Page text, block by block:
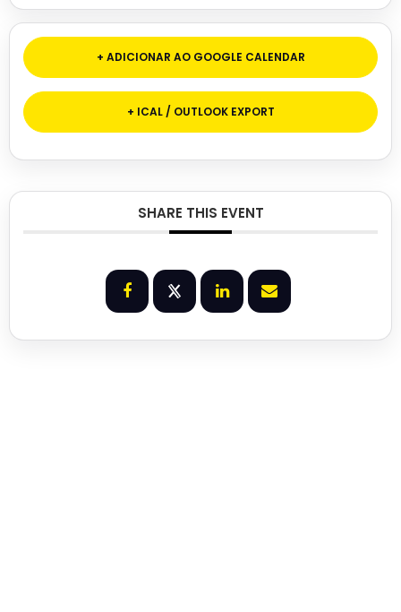
+ ADICIONAR AO GOOGLE CALENDAR
+ ICAL / OUTLOOK EXPORT
SHARE THIS EVENT